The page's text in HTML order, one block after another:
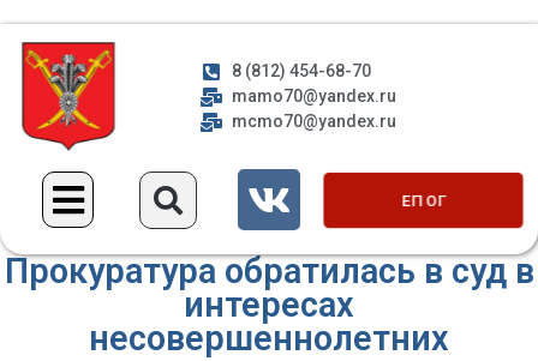
8 (812) 454-68-70
mamo70@yandex.ru
mcmo70@yandex.ru
ЕП ОГ
Прокуратура обратилась в суд в
интересах
несовершеннолетних